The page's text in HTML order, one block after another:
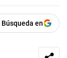
en